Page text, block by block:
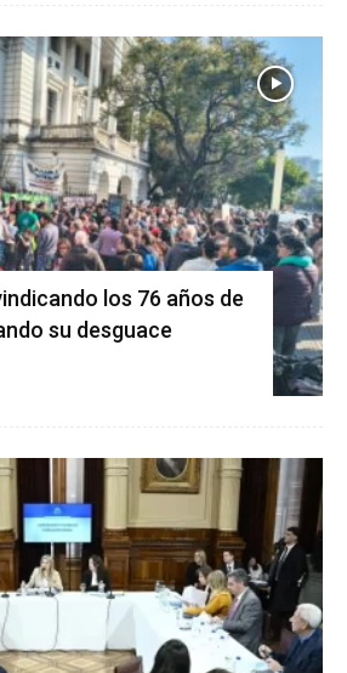
los 76 años de
su desguace